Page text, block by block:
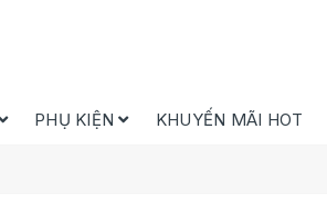
PHỤ KIỆN KHUYẾN MÃI HOT